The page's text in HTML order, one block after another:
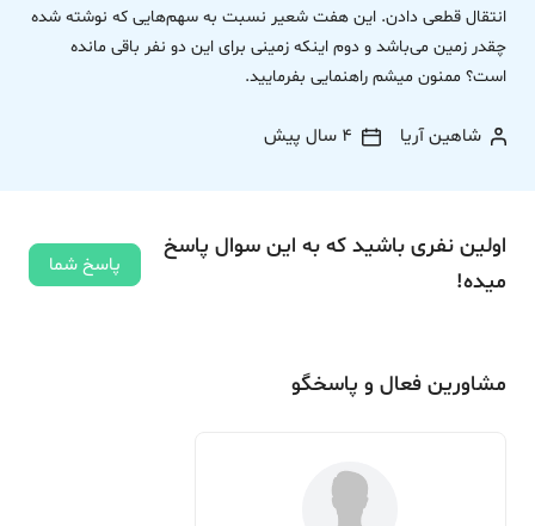
انتقال قطعی دادن. این هفت شعیر نسبت به سهم‌هایی که نوشته شده
چقدر زمین می‌باشد و دوم اینکه زمینی برای این دو نفر باقی مانده
است؟ ممنون میشم راهنمایی بفرمایید.
شاهین آریا 4 سال پیش
اولین نفری باشید که به این سوال پاسخ
میده!
پاسخ شما
مشاورین فعال و پاسخگو